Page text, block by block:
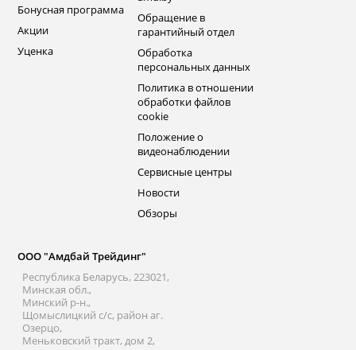
Бонусная программа
Акции
Уценка
Обращение в
гарантийный отдел
Обработка
персональных данных
Политика в отношении
обработки файлов
cookie
Положение о
видеонаблюдении
Сервисные центры
Новости
Обзоры
ООО "Амдбай Трейдинг"
Республика Беларусь, 223021,
Минская обл.,
Минский р-н.,
Щомыслицкий с/с, район аг.
Озерцо,
Меньковский тракт, дом 2,